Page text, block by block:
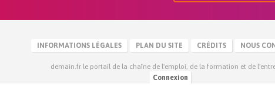
INFORMATIONS LÉGALES PLAN DU SITE CRÉDITS NOUS
demain.fr le portail de la chaîne de l'emploi, de la formation et de
Connexion